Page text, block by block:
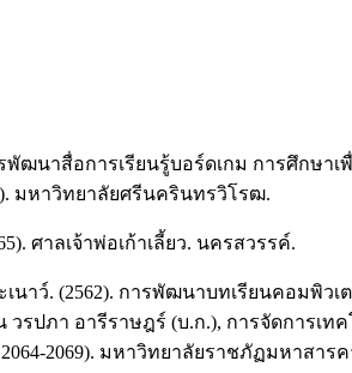
ฒนาสื่อการเรียนรู้บอร์ดเกม การศึกษา
มหาวิทยาลัยศรีนครินทรวิโรฒ.
ศาลเจ้าพ่อเก้าเลี้ยว. นครสวรรค์.
นาว์. (2562). การพัฒนาบทเรียนคอมพิว
รปภา อารีราษฎร์ (บ.ก.), การจัดการเ
2069). มหาวิทยาลัยราชภัฏมหาสาร